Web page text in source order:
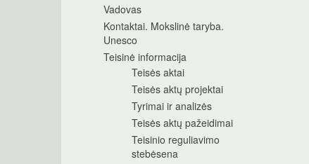
Vadovas
Kontaktai. Mokslinė taryba.
Unesco
Teisinė informacija
Teisės aktai
Teisės aktų projektai
Tyrimai ir analizės
Teisės aktų pažeidimai
Teisinio reguliavimo
stebėsena